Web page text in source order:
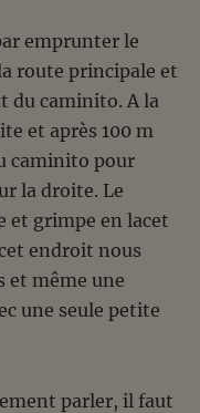
emprunter le
route principale et
du caminito. A la
et après 100 m
caminito pour
la droite. Le
et grimpe en lacet
endroit nous
et même une
une seule petite
parler, il faut